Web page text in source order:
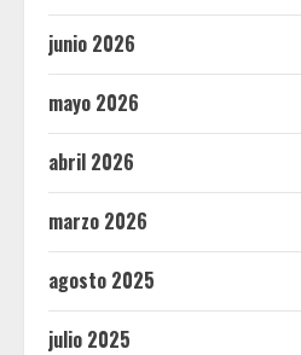
junio 2026
mayo 2026
abril 2026
marzo 2026
agosto 2025
julio 2025